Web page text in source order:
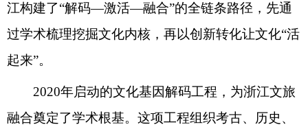
江构建了“解码—激活—融合”的全链条路径，先通
过学术梳理挖掘文化内核，再以创新转化让文化“活
起来”。
2020年启动的文化基因解码工程，为浙江文旅
融合奠定了学术根基。这项工程组织考古、历史、